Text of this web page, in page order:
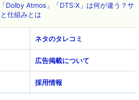
「Dolby Atmos」「DTS:X」は何が違う？サ
仕組みとは
ネタのタレコミ
広告掲載について
採用情報